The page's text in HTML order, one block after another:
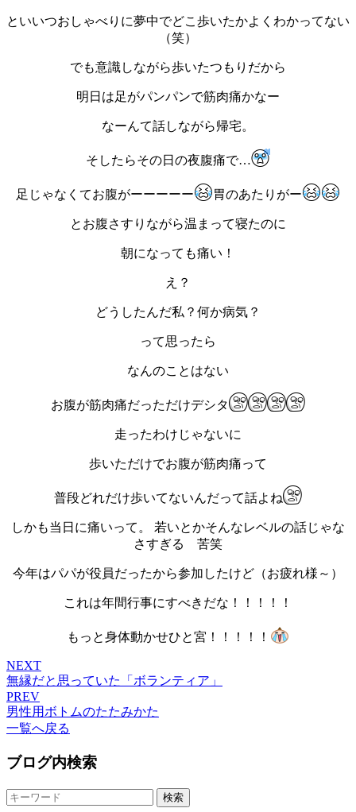
といいつおしゃべりに夢中でどこ歩いたかよくわかってない
（笑）
でも意識しながら歩いたつもりだから
明日は足がパンパンで筋肉痛かなー
なーんて話しながら帰宅。
そしたらその日の夜腹痛で…
足じゃなくてお腹がーーーーー 胃のあたりがー
とお腹さすりながら温まって寝たのに
朝になっても痛い！
え？
どうしたんだ私？何か病気？
って思ったら
なんのことはない
お腹が筋肉痛だっただけデシタ
走ったわけじゃないに
歩いただけでお腹が筋肉痛って
普段どれだけ歩いてないんだって話よね
しかも当日に痛いって。 若いとかそんなレベルの話じゃな
さすぎる 苦笑
今年はパパが役員だったから参加したけど（お疲れ様～）
これは年間行事にすべきだな！！！！！
もっと身体動かせひと宮！！！！！
NEXT
無縁だと思っていた「ボランティア」
PREV
男性用ボトムのたたみかた
一覧へ戻る
ブログ内検索
検索